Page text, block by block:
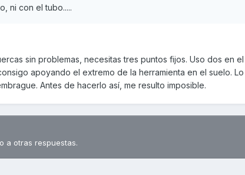
ni con el tubo.....
sin problemas, necesitas tres puntos fijos. Uso dos en
apoyando el extremo de la herramienta en el suelo.
Antes de hacerlo así, me resulto imposible.
a otras respuestas.